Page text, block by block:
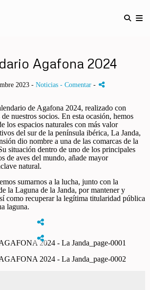
Agafona 2024
2023 - Noticias - Comentar -
de Agafona 2024, realizado con
nuestros socios. En esta ocasión, hemos
los espacios naturales con más valor
del sur de la península ibérica, La Janda,
dio nombre a una de las comarcas de la
situación dentro de uno de los principales
de aves del mundo, añade mayor
natural.
sumarnos a la lucha, junto con la
la Laguna de la Janda, por mantener y
como recuperar la legítima titularidad pública
laguna.